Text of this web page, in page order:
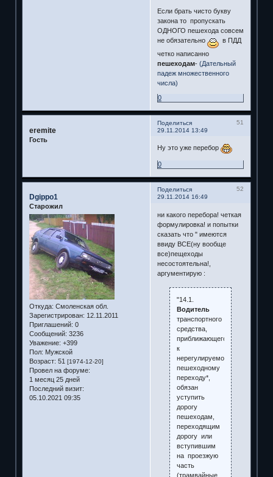
Если брать чисто букву
закона то пропускать
ОДНОГО пешехода совсем
не обязательно
в ПДД
четко написанно
пешеходам- (Дательный
падеж множественного
числа)
0
Поделиться
51
29.11.2014 13:49
eremite
Гость
Ну это уже перебор
0
Поделиться
52
29.11.2014 16:49
Dgippo1
Старожил
Откуда: Смоленская обл.
Зарегистрирован: 12.11.2011
Приглашений: 0
Сообщений: 3236
Уважение: +399
Пол: Мужской
Возраст: 51 [1974-12-20]
Провел на форуме:
1 месяц 25 дней
Последний визит:
05.10.2021 09:35
ни какого перебора! четкая
формулировка! и попытки
сказать что " имеются
ввиду ВСЕ(ну вообще
все)пещеходы
несостоятельна!,
аргументирую :
"14.1.
Водитель
транспортного
средства,
приближающегося
к
нерегулируемому
пешеходному
переходу*,
обязан
уступить
дорогу
пешеходам,
переходящим
дорогу или
вступившим
на проезжую
часть
(трамвайные